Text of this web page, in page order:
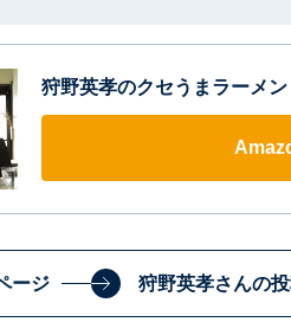
狩野英孝のクセうまラーメン
ージ 狩野英孝さんの